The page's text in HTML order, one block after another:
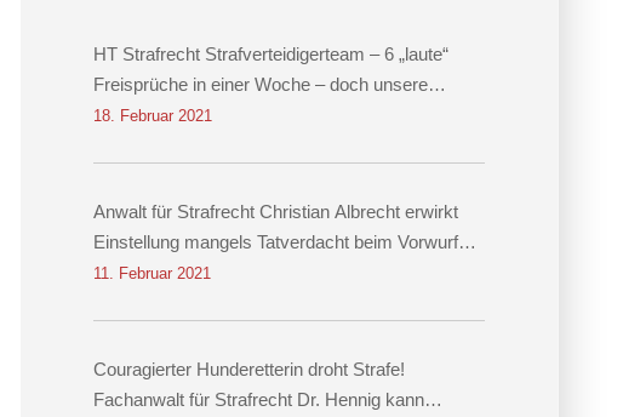
HT Strafrecht Strafverteidigerteam – 6 „laute“
Freisprüche in einer Woche – doch unsere
größten Erfolge sind leise
18. Februar 2021
Anwalt für Strafrecht Christian Albrecht erwirkt
Einstellung mangels Tatverdacht beim Vorwurf
des räuberischen Diebstahls sowie der
11. Februar 2021
Couragierter Hunderetterin droht Strafe!
Fachanwalt für Strafrecht Dr. Hennig kann